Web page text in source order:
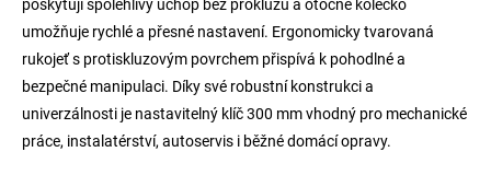
poskytují spolehlivý úchop bez prokluzu a otočné kolečko
umožňuje rychlé a přesné nastavení. Ergonomicky tvarovaná
rukojeť s protiskluzovým povrchem přispívá k pohodlné a
bezpečné manipulaci. Díky své robustní konstrukci a
univerzálnosti je nastavitelný klíč 300 mm vhodný pro mechanické
práce, instalatérství, autoservis i běžné domácí opravy.